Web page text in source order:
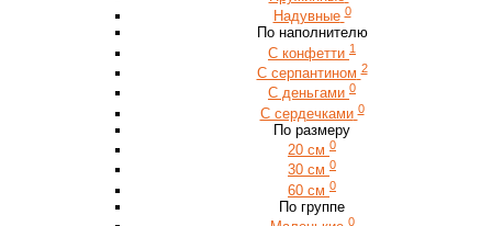
Надувные 0
По наполнителю
С конфетти 1
С серпантином 2
С деньгами 0
С сердечками 0
По размеру
20 см 0
30 см 0
60 см 0
По группе
0